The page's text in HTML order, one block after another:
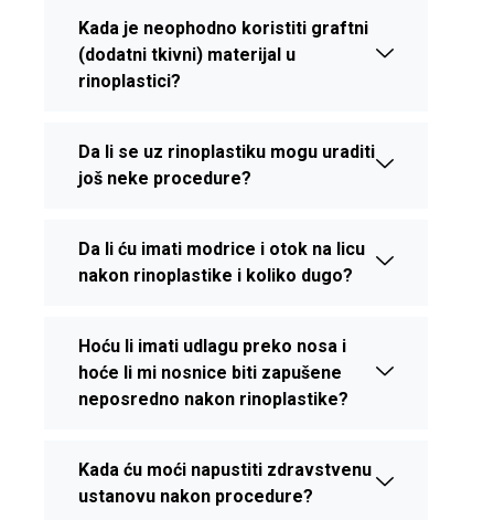
Kada je neophodno koristiti graftni
(dodatni tkivni) materijal u
rinoplastici?
Da li se uz rinoplastiku mogu uraditi
još neke procedure?
Da li ću imati modrice i otok na licu
nakon rinoplastike i koliko dugo?
Hoću li imati udlagu preko nosa i
hoće li mi nosnice biti zapušene
neposredno nakon rinoplastike?
Kada ću moći napustiti zdravstvenu
ustanovu nakon procedure?